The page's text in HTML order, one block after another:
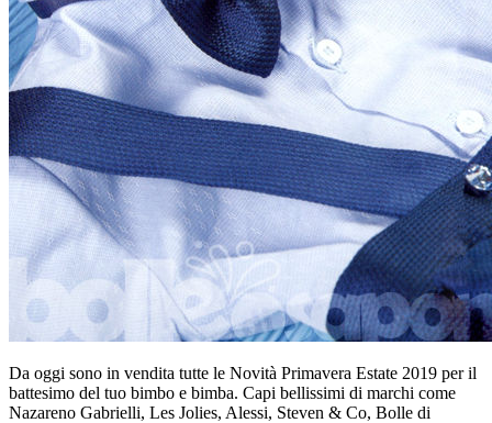
Da oggi sono in vendita tutte le Novità Primavera Estate 2019 per il
battesimo del tuo bimbo e bimba. Capi bellissimi di marchi come
Nazareno Gabrielli, Les Jolies, Alessi, Steven & Co, Bolle di